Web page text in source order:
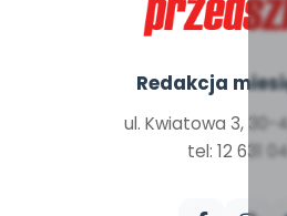
Redakcja
ul. Kwiatowa 3, 30-
tel: 12 631 04